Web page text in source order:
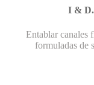
I & D.
Entablar canales
formuladas de